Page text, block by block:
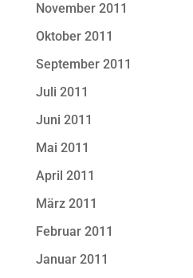
November 2011
Oktober 2011
September 2011
Juli 2011
Juni 2011
Mai 2011
April 2011
März 2011
Februar 2011
Januar 2011